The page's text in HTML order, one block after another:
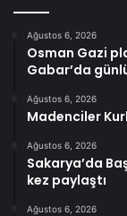
Ağustos 6, 2026
Osman Gazi
Gabar’da
Ağustos 6, 2026
Madenciler
Ağustos 6, 2026
Sakarya’da
kez paylaştı
Ağustos 6, 2026